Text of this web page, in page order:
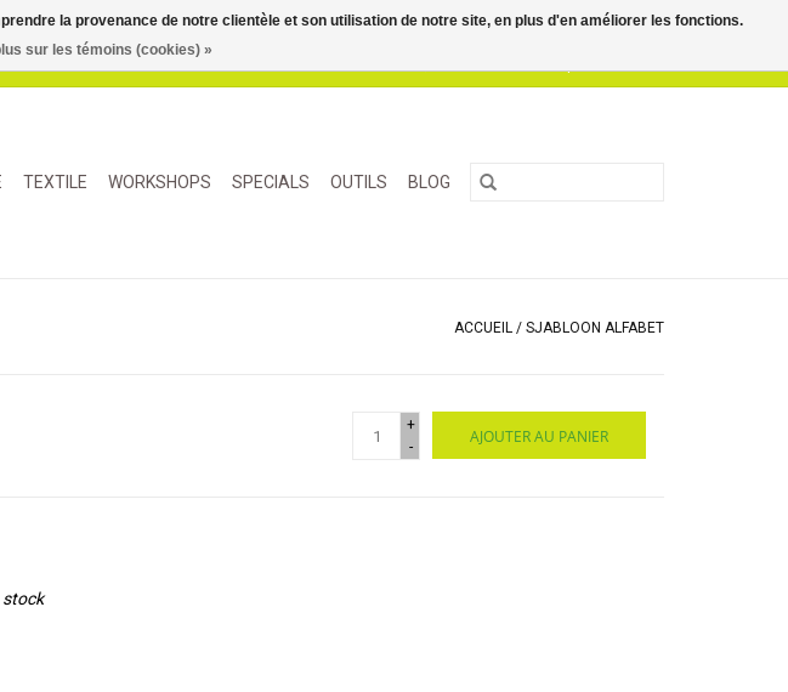
TEXTILE WORKSHOPS SPECIALS OUTILS BLOG
ACCUEIL / SJABLOON ALFABET
+
-
AJOUTER AU PANIER
stock
la provenance de notre clientèle et son utilisation de notre site, en plus d'en améliorer les fonctions.
sur les témoins (cookies) »